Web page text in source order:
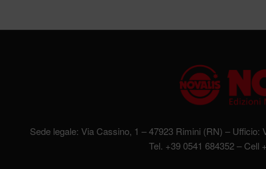
Sede legale: Via Cassino, 1 – 47923 Rimini (RN) –
Tel. +39 0541 684352 – Cell